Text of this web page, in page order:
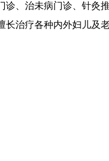
、治未病门诊、针灸
治疗各种内外妇儿及